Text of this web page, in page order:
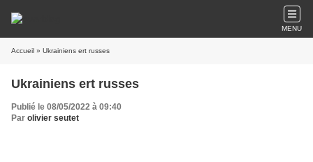
MENU
Accueil » Ukrainiens ert russes
Ukrainiens ert russes
Publié le 08/05/2022 à 09:40
Par olivier seutet